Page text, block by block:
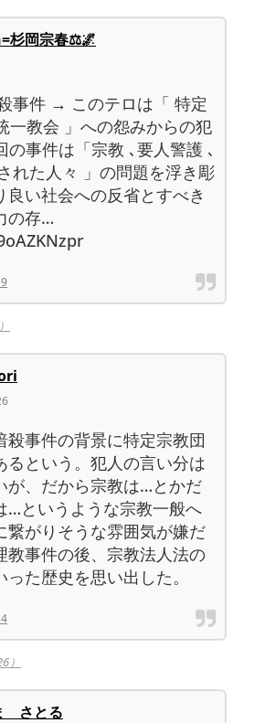
杉岡宗春⚖️🌌
事件 → このテロは「 特定
一教会 」への怨みからの犯
の事件は「宗教 ､要人警護 ､
れた人々 」の問題を浮き彫
良い社会への反省とすべき
の存…
殺事件の背景に特定宗教団
るという。犯人の言い分は
が、だから宗教は…とかだ
…というような宗教一般へ
繋がりそうな雰囲気が嫌だ
教事件の後、宗教法人法の
た歴史を思い出した。
）
さとる